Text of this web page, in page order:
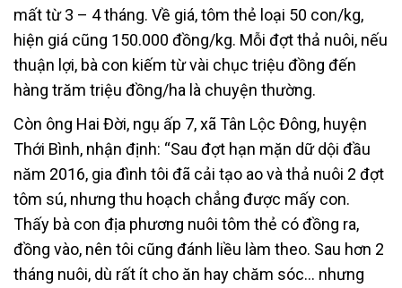
mất từ 3 – 4 tháng. Về giá, tôm thẻ loại 50 con/kg,
hiện giá cũng 150.000 đồng/kg. Mỗi đợt thả nuôi, nếu
thuận lợi, bà con kiếm từ vài chục triệu đồng đến
hàng trăm triệu đồng/ha là chuyện thường.
Còn ông Hai Đời, ngụ ấp 7, xã Tân Lộc Đông, huyện
Thới Bình, nhận định: “Sau đợt hạn mặn dữ dội đầu
năm 2016, gia đình tôi đã cải tạo ao và thả nuôi 2 đợt
tôm sú, nhưng thu hoạch chẳng được mấy con.
Thấy bà con địa phương nuôi tôm thẻ có đồng ra,
đồng vào, nên tôi cũng đánh liều làm theo. Sau hơn 2
tháng nuôi, dù rất ít cho ăn hay chăm sóc… nhưng